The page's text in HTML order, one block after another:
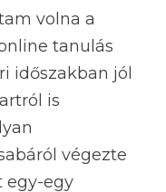
volna a
tanulás
időszakban jól
is
végezte
egy-egy